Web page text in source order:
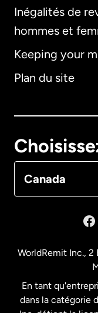
Inégalités de
hommes et
Keeping your
Plan du site
Canada
WorldRemit Inc., 2
En tant
dans la catégorie